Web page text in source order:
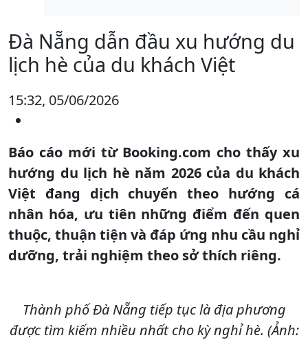
Đà Nẵng dẫn đầu xu hướng du
lịch hè của du khách Việt
15:32, 05/06/2026
Báo cáo mới từ Booking.com cho thấy xu
hướng du lịch hè năm 2026 của du khách
Việt đang dịch chuyển theo hướng cá
nhân hóa, ưu tiên những điểm đến quen
thuộc, thuận tiện và đáp ứng nhu cầu nghỉ
dưỡng, trải nghiệm theo sở thích riêng.
Thành phố Đà Nẵng tiếp tục là địa phương
được tìm kiếm nhiều nhất cho kỳ nghỉ hè. (Ảnh: